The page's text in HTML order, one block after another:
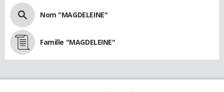
Nom "MAGDELEINE"
Famille "MAGDELEINE"